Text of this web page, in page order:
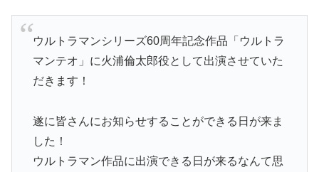
ウルトラマンシリーズ60周年記念作品「ウルトラ
マンテオ」に火浦倫太郎役として出演させていた
だきます！
遂に皆さんにお知らせすることができる日が来ま
した！
ウルトラマン作品に出演できる⽇が来るなんて思